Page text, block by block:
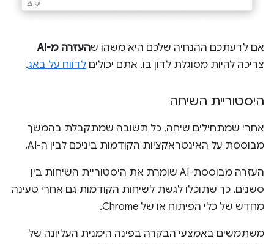
אם לדעתכם ההנחיה שלכם היא משהו שהעזרה מ-AI
צריכה להיות מסוגלת לדון בו, אתם יכולים לדווח על באג.
היסטוריית השיחה
אחרי שמתחילים שיחה, כל תשובה שמתקבלת בהמשך
מבוססת על האינטראקציות הקודמות ביניכם לבין ה-AI.
העזרה מבוססת-AI שומרת את היסטוריית השיחות בין
סשנים, כך שתוכלו לגשת לשיחות הקודמות גם אחרי טעינה
מחדש של כלי הפיתוח או של Chrome.
משתמשים באמצעי הבקרה בפינה הימנית העליונה של